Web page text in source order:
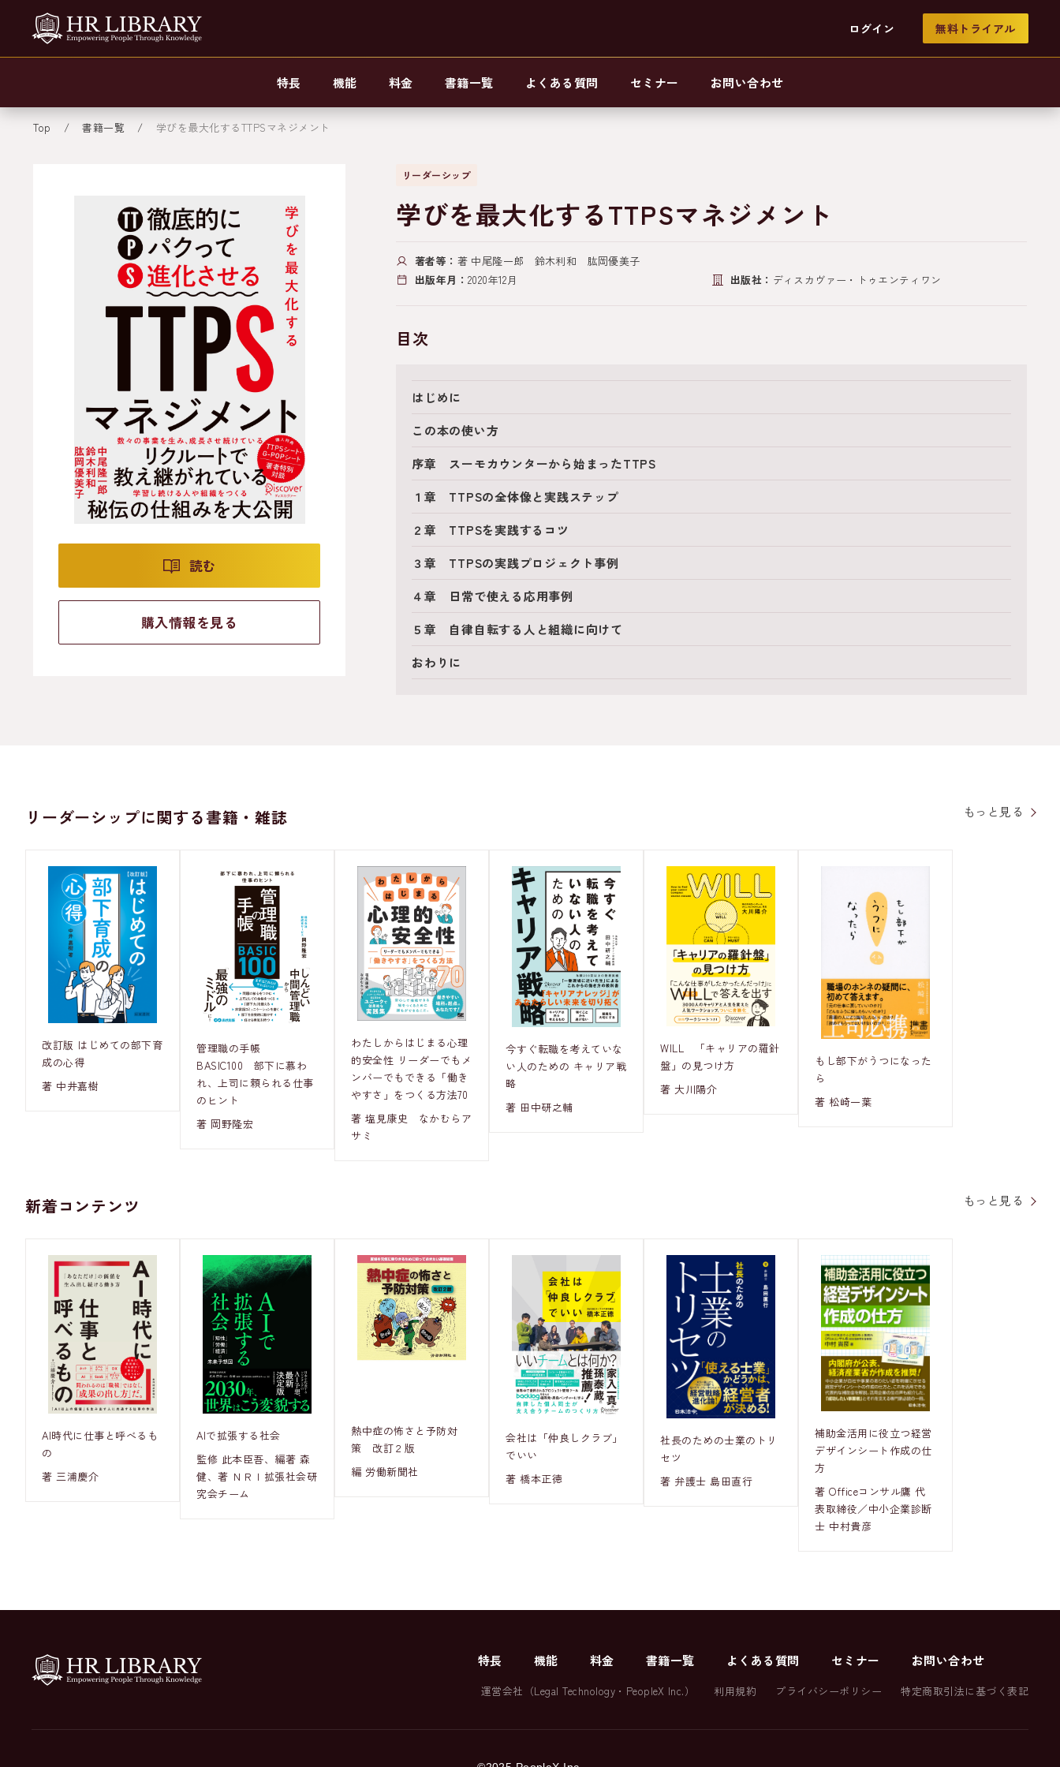
ログイン 無料トライアル
特長 機能 料金 書籍一覧 よくある質問 セミナー お問い合わせ
Top 書籍一覧 学びを最大化するTTPSマネジメント
読む
購入情報を見る
リーダーシップ
学びを最大化するTTPSマネジメント
著者等： 著 中尾隆一郎 鈴木利和 肱岡優美子
出版年月： 2020年12月 出版社： ディスカヴァー・トゥエンティワン
目次
はじめに
この本の使い方
序章 スーモカウンターから始まったTTPS
１章 TTPSの全体像と実践ステップ
２章 TTPSを実践するコツ
３章 TTPSの実践プロジェクト事例
４章 日常で使える応用事例
５章 自律自転する人と組織に向けて
おわりに
リーダーシップに関する書籍・雑誌 もっと見る
改訂版 はじめての部下育
成の心得
著 中井嘉樹
管理職の手帳
BASIC100 部下に慕わ
れ、上司に頼られる仕事
のヒント
著 岡野隆宏
わたしからはじまる心理
的安全性 リーダーでもメ
ンバーでもできる「働き
やすさ」をつくる方法70
著 塩見康史 なかむらア
サミ
今すぐ転職を考えていな
い人のための キャリア戦
略
著 田中研之輔
WILL 「キャリアの羅針
盤」の見つけ方
著 大川陽介
もし部下がうつになった
ら
著 松崎一葉
新着コンテンツ もっと見る
AI時代に仕事と呼べるも
の
著 三浦慶介
AIで拡張する社会
監修 此本臣吾、編著 森
健、著 ＮＲＩ拡張社会研
究会チーム
熱中症の怖さと予防対
策 改訂２版
編 労働新聞社
会社は「仲良しクラブ」
でいい
著 橋本正徳
社長のための士業のトリ
セツ
著 弁護士 島田直行
補助金活用に役立つ経営
デザインシート作成の仕
方
著 Officeコンサル鷹 代
表取締役／中小企業診断
士 中村貴彦
特長 機能 料金 書籍一覧 よくある質問 セミナー お問い合わせ
運営会社（Legal Technology ・ PeopleX Inc.） 利用規約 プライバシーポリシー 特定商取引法に基づく表記